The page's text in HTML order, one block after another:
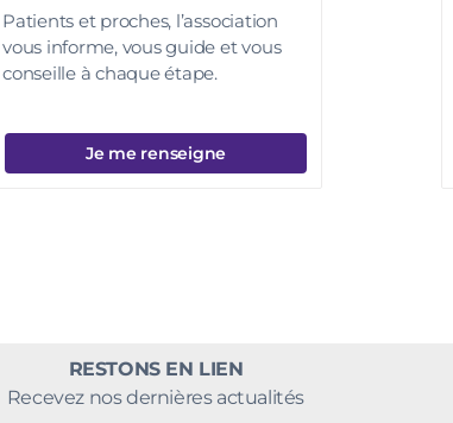
Patients et proches, l’association
vous informe, vous guide et vous
conseille à chaque étape.
Je me renseigne
RESTONS EN LIEN
Recevez nos dernières actualités